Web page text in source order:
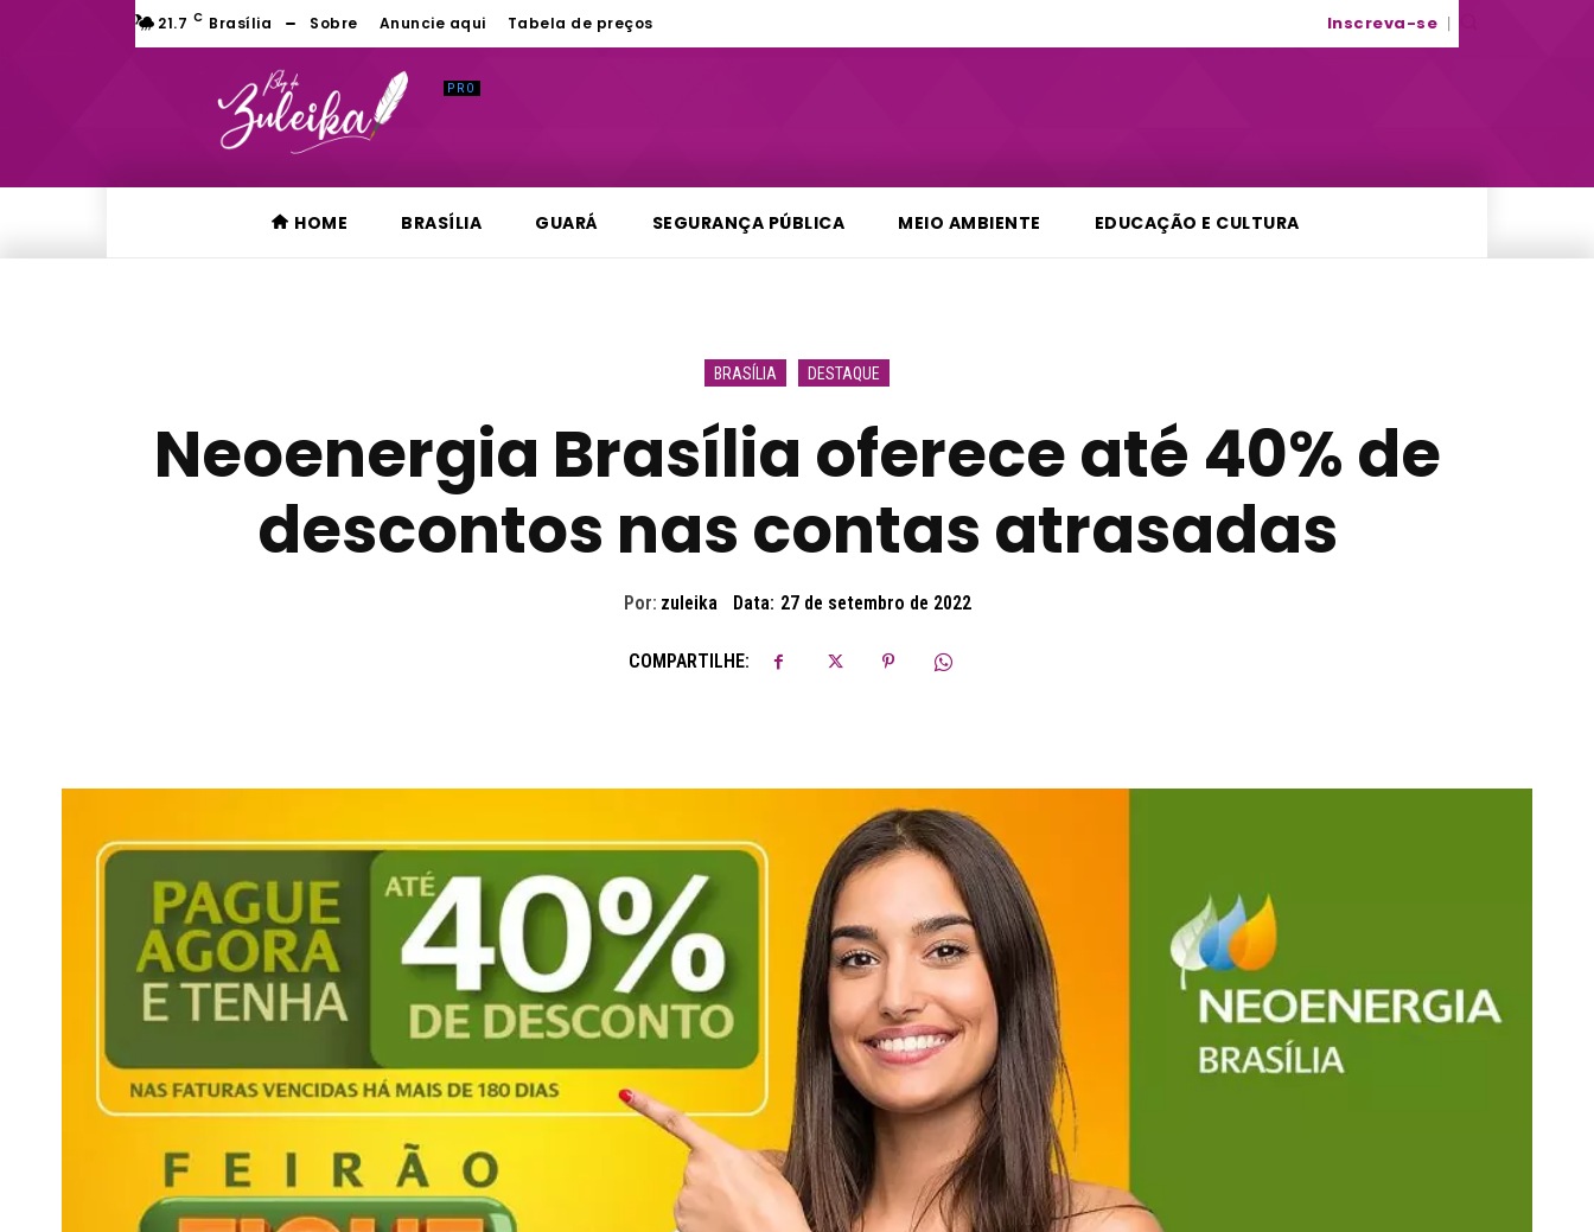
21.7 C Brasília Sobre Anuncie aqui Tabela de preços Inscreva-se
HOME BRASÍLIA GUARÁ SEGURANÇA PÚBLICA MEIO AMBIENTE EDUCAÇÃO E CULTURA
BRASÍLIA DESTAQUE
Neoenergia Brasília oferece até 40% de
descontos nas contas atrasadas
Por: zuleika Data: 27 de setembro de 2022
COMPARTILHE: